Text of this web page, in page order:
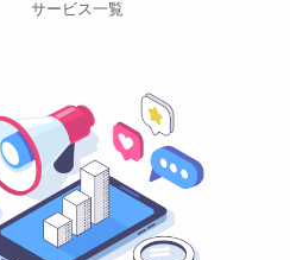
サービス一覧